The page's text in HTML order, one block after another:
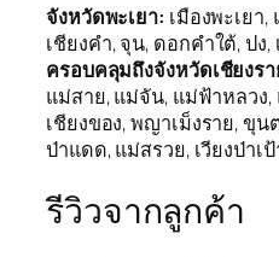
จังหวัดพะเยา: เมืองพะเยา
เชียงคำ, จุน, ดอกคำใต้, ปง,
ครอบคลุมถึงจังหวัดเชียงร
แม่สาย, แม่จัน, แม่ฟ้าหลวง,
เชียงของ, พญาเม็งราย, ขุน
ป่าแดด, แม่สรวย, เวียงป่าเ
รีวิวจากลูกค้า